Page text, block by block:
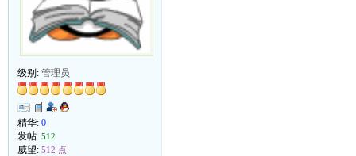
级别: 管理员
精华: 0
发帖: 512
威望: 512 点